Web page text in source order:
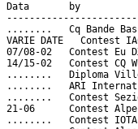
Data       by     	 Note
........   Cq Bande
VARIE DATE   Contest
07/08-02   Contest Eu
14/15-02   Contest CQ
........   Diploma Ville
........   ARI
........   Contest
21-06      Contest
........   Contest IOTA